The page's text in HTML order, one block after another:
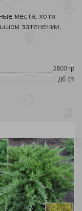
места, хотя
затенении.
2800 гр
Дб С5